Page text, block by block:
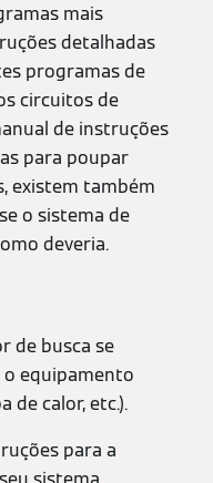
mais
detalhadas
programas de
circuitos de
de instruções
para poupar
existem também
o sistema de
deveria.
de busca se
equipamento
de calor, etc.).
para a